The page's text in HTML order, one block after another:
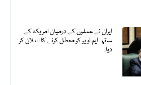
ایران نے حملوں کے درمیان امریکہ کے
ساتھ ایم او یو کو معطل کرنے کا اعلان کر
دیا۔